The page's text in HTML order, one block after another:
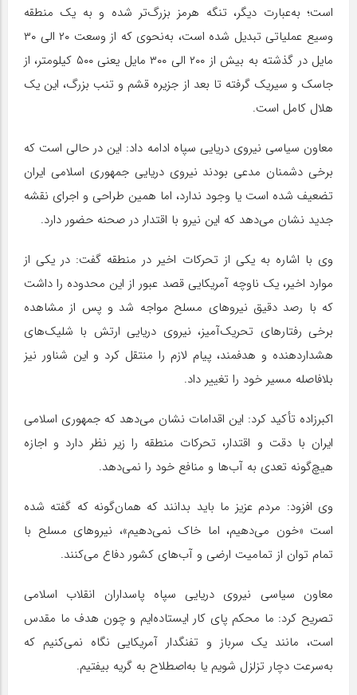
است؛ به‌عبارت دیگر، تنگه هرمز بزرگ‌تر شده و به یک منطقه
وسیع عملیاتی تبدیل شده است، به‌نحوی که از وسعت ۲۰ الی ۳۰
مایل در گذشته به بیش از ۲۰۰ الی ۳۰۰ مایل یعنی ۵۰۰ کیلومتر، از
جاسک و سیریک گرفته تا بعد از جزیره قشم و تنب بزرگ، این یک
هلال کامل است.
معاون سیاسی نیروی دریایی سپاه ادامه داد: این در حالی است که
برخی دشمنان مدعی بودند نیروی دریایی جمهوری اسلامی ایران
تضعیف شده است یا وجود ندارد، اما همین طراحی و اجرای نقشه
جدید نشان می‌دهد که این نیرو با اقتدار در صحنه حضور دارد.
وی با اشاره به یکی از تحرکات اخیر در منطقه گفت: در یکی از
موارد اخیر، یک ناوچه آمریکایی قصد عبور از این محدوده را داشت
که با رصد دقیق نیروهای مسلح مواجه شد و پس از مشاهده
برخی رفتارهای تحریک‌آمیز، نیروی دریایی ارتش با شلیک‌های
هشداردهنده و هدفمند، پیام لازم را منتقل کرد و این شناور نیز
بلافاصله مسیر خود را تغییر داد.
اکبرزاده تأکید کرد: این اقدامات نشان می‌دهد که جمهوری اسلامی
ایران با دقت و اقتدار، تحرکات منطقه را زیر نظر دارد و اجازه
هیچ‌گونه تعدی به آب‌ها و منافع خود را نمی‌دهد.
وی افزود: مردم عزیز ما باید بدانند که همان‌گونه که گفته شده
است «خون می‌دهیم، اما خاک نمی‌دهیم»، نیروهای مسلح با
تمام توان از تمامیت ارضی و آب‌های کشور دفاع می‌کنند.
معاون سیاسی نیروی دریایی سپاه پاسداران انقلاب اسلامی
تصریح کرد: ما محکم پای کار ایستاده‌ایم و چون هدف ما مقدس
است، مانند یک سرباز و تفنگدار آمریکایی نگاه نمی‌کنیم که
به‌سرعت دچار تزلزل شویم یا به‌اصطلاح به گریه بیفتیم.